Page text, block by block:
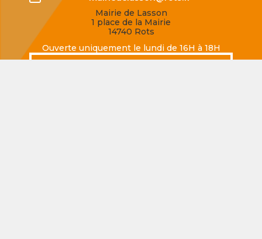
Mairie de Lasson
1 place de la Mairie
14740 Rots
Ouverte uniquement le lundi de 16H à 18H
SECQUEVILLE-EN-BESSIN